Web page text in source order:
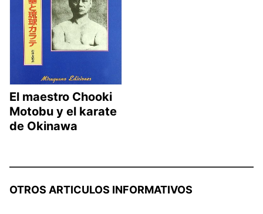
El maestro Chooki
Motobu y el karate
de Okinawa
OTROS ARTICULOS INFORMATIVOS